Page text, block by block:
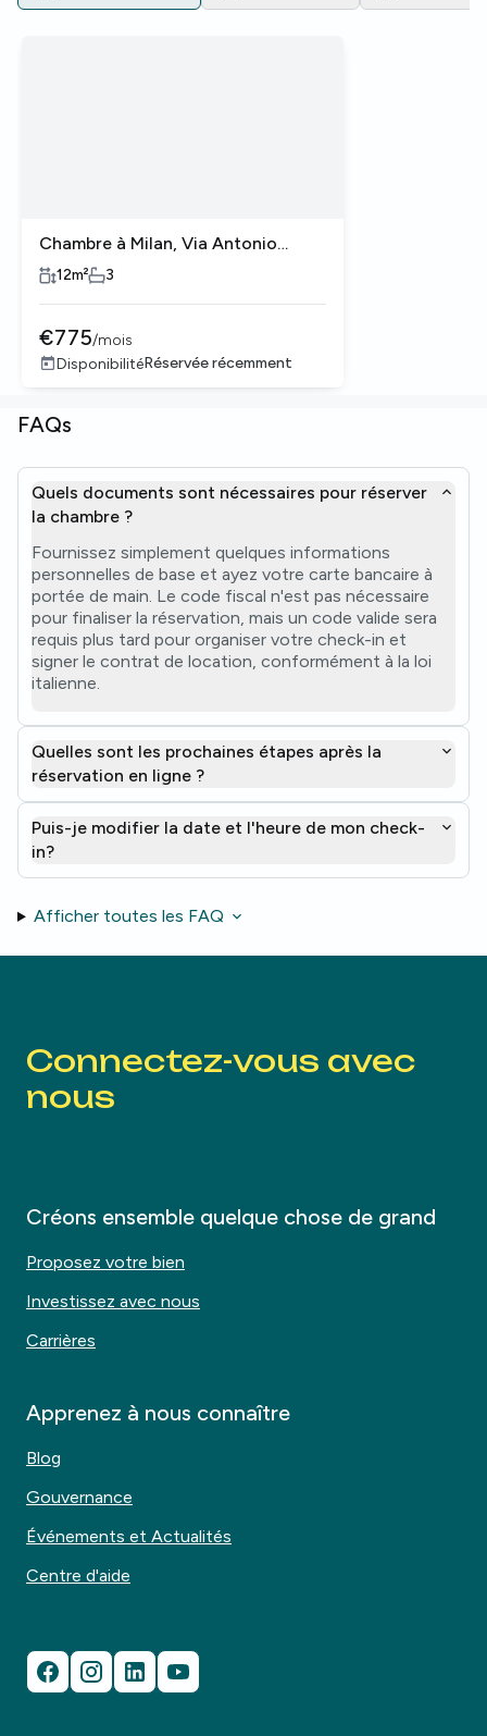
Chambre à Milan, Via Antonio
Canova
12m² 3
€775/mois
DisponibilitéRéservée récemment
FAQs
Quels documents sont nécessaires pour réserver
la chambre ?
Fournissez simplement quelques informations
personnelles de base et ayez votre carte bancaire à
portée de main. Le code fiscal n'est pas nécessaire
pour finaliser la réservation, mais un code valide sera
requis plus tard pour organiser votre check-in et
signer le contrat de location, conformément à la loi
italienne.
Quelles sont les prochaines étapes après la
réservation en ligne ?
Puis-je modifier la date et l'heure de mon check-
in?
Afficher toutes les FAQ
Connectez-vous avec
nous
Créons ensemble quelque chose de grand
Proposez votre bien
Investissez avec nous
Carrières
Apprenez à nous connaître
Blog
Gouvernance
Événements et Actualités
Centre d'aide